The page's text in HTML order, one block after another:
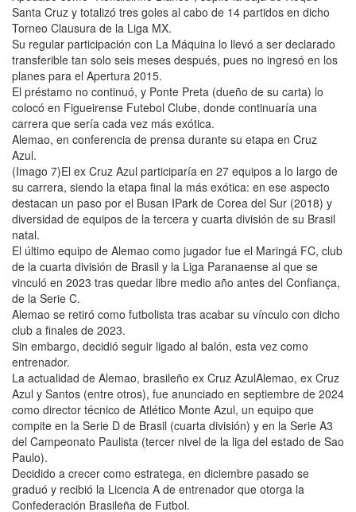
Santa Cruz y totalizó tres goles al cabo de 14 partidos en dicho
Torneo Clausura de la Liga MX.
Su regular participación con La Máquina lo llevó a ser declarado
transferible tan solo seis meses después, pues no ingresó en los
planes para el Apertura 2015.
El préstamo no continuó, y Ponte Preta (dueño de su carta) lo
colocó en Figueirense Futebol Clube, donde continuaría una
carrera que sería cada vez más exótica.
Alemao, en conferencia de prensa durante su etapa en Cruz
Azul.
(Imago 7)El ex Cruz Azul participaría en 27 equipos a lo largo de
su carrera, siendo la etapa final la más exótica: en ese aspecto
destacan un paso por el Busan IPark de Corea del Sur (2018) y
diversidad de equipos de la tercera y cuarta división de su Brasil
natal.
El último equipo de Alemao como jugador fue el Maringá FC, club
de la cuarta división de Brasil y la Liga Paranaense al que se
vinculó en 2023 tras quedar libre medio año antes del Confiança,
de la Serie C.
Alemao se retiró como futbolista tras acabar su vínculo con dicho
club a finales de 2023.
Sin embargo, decidió seguir ligado al balón, esta vez como
entrenador.
La actualidad de Alemao, brasileño ex Cruz AzulAlemao, ex Cruz
Azul y Santos (entre otros), fue anunciado en septiembre de 2024
como director técnico de Atlético Monte Azul, un equipo que
compite en la Serie D de Brasil (cuarta división) y en la Serie A3
del Campeonato Paulista (tercer nivel de la liga del estado de Sao
Paulo).
Decidido a crecer como estratega, en diciembre pasado se
graduó y recibió la Licencia A de entrenador que otorga la
Confederación Brasileña de Futbol.